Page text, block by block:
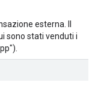
esterna. Il
sono stati venduti i